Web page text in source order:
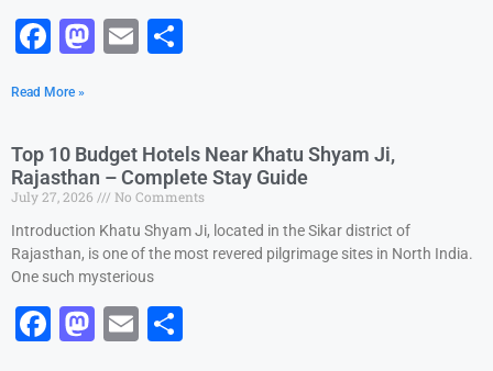
F
c
e
b
o
o
k
M
o
d
o
n
E
l
e
Read More »
Top 10 Budget Hotels Near Khatu Shyam Ji,
Rajasthan – Complete Stay Guide
July 27, 2026
No Comments
Introduction Khatu Shyam Ji, located in the Sikar district of
Rajasthan, is one of the most revered pilgrimage sites in North India.
One such mysterious
F
M E